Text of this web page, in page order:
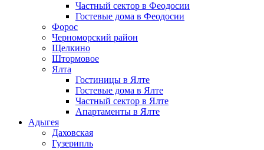
Частный сектор в Феодосии
Гостевые дома в Феодосии
Форос
Черноморский район
Щелкино
Штормовое
Ялта
Гостиницы в Ялте
Гостевые дома в Ялте
Частный сектор в Ялте
Апартаменты в Ялте
Адыгея
Даховская
Гузерипль